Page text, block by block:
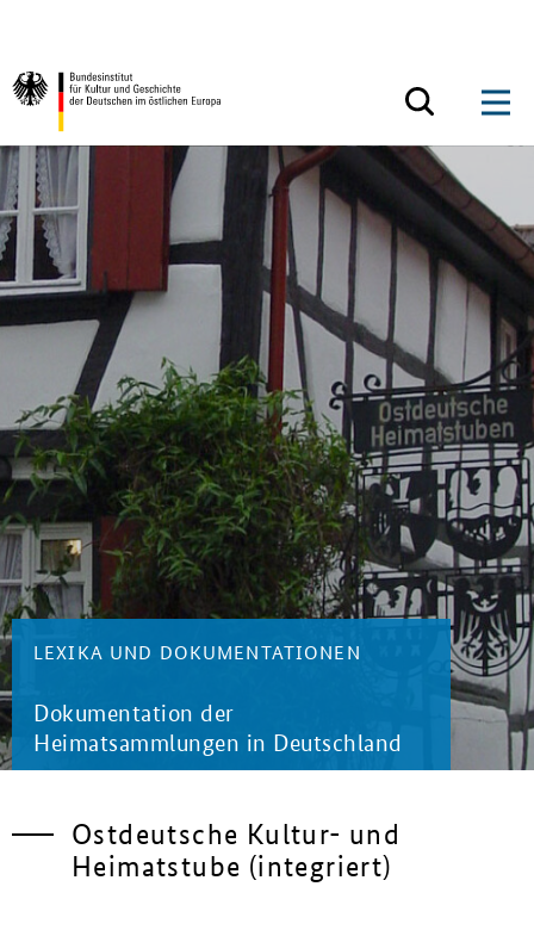
Zurück zur Startseite
LEXIKA UND DOKUMENTATIONEN
Dokumentation der
Heimatsammlungen in Deutschland
Ostdeutsche Kultur- und
Heimatstube (integriert)